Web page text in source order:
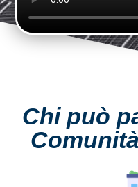
Chi può